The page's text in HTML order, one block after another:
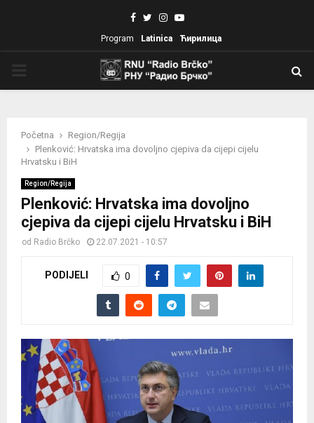
Facebook
TwitterInstagram
Youtube
Program Latinica Ћирилица
Početna
Region/Regija
Plenković: Hrvatska ima dovoljno cjepiva da cijepi cijelu
Hrvatsku i BiH
Region/Regija
Plenković: Hrvatska ima dovoljno
cjepiva da cijepi cijelu Hrvatsku i BiH
od Radio Brčko 22.07.2021 - 10:57
PODIJELI 0